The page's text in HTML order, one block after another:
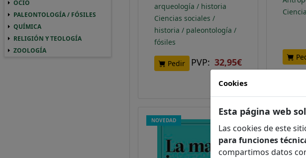
OCIO
PALEONTOLOGÍA / FÓSILES PALEONTOLOGIA / FOSILES PALEONTOLOGÍA / FÓSILES
QUÍMICA QUIMICA QUÍMICA
RELIGIÓN Y TEOLOGÍA RELIGION Y TEOLOGIA RELIGIÓN Y TEOLOGÍA
ZOOLOGÍA
arqueología / historia
Ciencias sociales /
historia / paleontología /
fósiles
Pedir PVP: 32,95€
NOVEDAD
Cookies
Esta página web
Las cookies de este
para funciones
compartimos datos